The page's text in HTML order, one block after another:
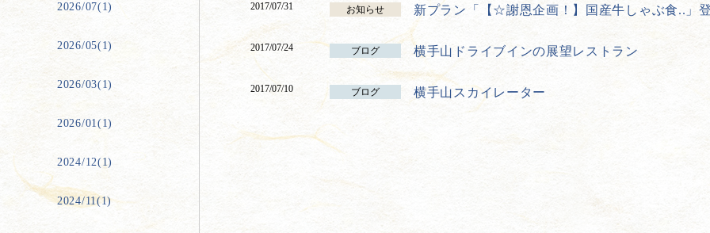
2026/07(1)
2026/05(1)
2026/03(1)
2026/01(1)
2024/12(1)
2024/11(1)
2017/07/31 お知らせ 新プラン「【☆謝恩企画！】国産牛しゃぶ食..」
2017/07/24 ブログ 横手山ドライブインの展望レストラン
2017/07/10 ブログ 横手山スカイレーター